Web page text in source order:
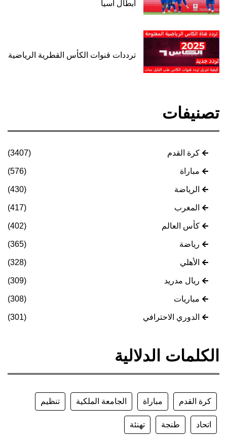
أبطال آسيا
ترددات قنوات الكأس القطرية الرياضية
تصنيفات
كرة القدم (3407)
مباراة (576)
الرياضة (430)
المغرب (417)
كأس العالم (402)
رياضة (365)
الأهلي (328)
ريال مدريد (309)
مباريات (308)
الدوري الاحترافي (301)
الكلمات الدلالية
كرة القدم مباراة الجامعة الملكية تنظيم
اتحاد طنجة تهنئة